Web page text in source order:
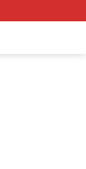
129